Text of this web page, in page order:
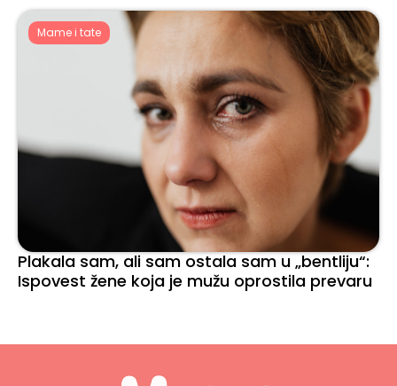
Mame i tate
Plakala sam, ali sam ostala sam u „bentliju“:
Ispovest žene koja je mužu oprostila prevaru